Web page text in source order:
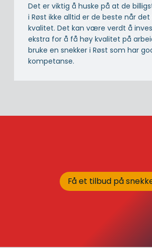
Det er viktig å huske på at de
i Røst ikke alltid er de beste når
kvalitet. Det kan være verdt å
ekstra for å få høy kvalitet på
bruke en snekker i Røst som har
kompetanse.
Få et tilbud på